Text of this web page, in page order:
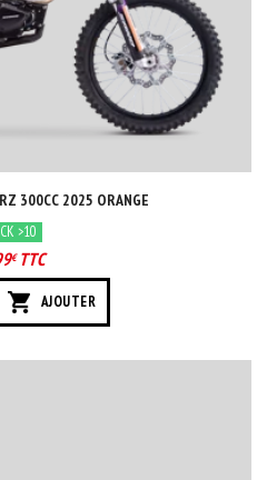
300CC 2025 ORANGE
>10
€TTC
AJOUTER